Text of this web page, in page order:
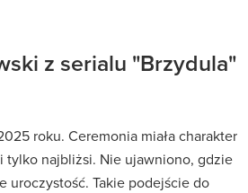
z serialu "Brzydula"
roku. Ceremonia miała charakter
tylko najbliżsi. Nie ujawniono, gdzie
uroczystość. Takie podejście do